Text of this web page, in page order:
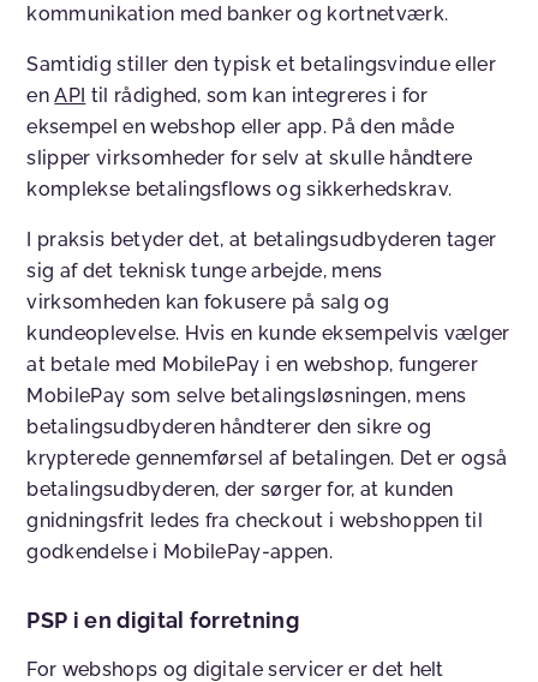
kommunikation med banker og kortnetværk.
Samtidig stiller den typisk et betalingsvindue eller
enAPI til rådighed, som kan integreres i for
eksempel en webshop eller app. På den måde
slipper virksomheder for selv at skulle håndtere
komplekse betalingsflows og sikkerhedskrav.
I praksis betyder det, at betalingsudbyderen tager
sig af det teknisk tunge arbejde, mens
virksomheden kan fokusere på salg og
kundeoplevelse. Hvis en kunde eksempelvis vælger
at betale med MobilePay i en webshop, fungerer
MobilePay som selve betalingsløsningen, mens
betalingsudbyderen håndterer den sikre og
krypterede gennemførsel af betalingen. Det er også
betalingsudbyderen, der sørger for, at kunden
gnidningsfrit ledes fra checkout i webshoppen til
godkendelse i MobilePay-appen.
PSP i en digital forretning
For webshops og digitale servicer er det helt